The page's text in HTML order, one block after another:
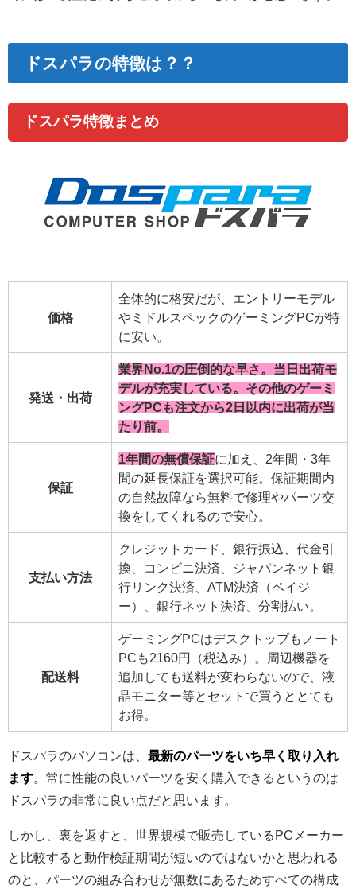
ドスパラの特徴は？？
ドスパラ特徴まとめ
価格
全体的に格安だが、エントリーモデル
やミドルスペックのゲーミングPCが特
に安い。
発送・出荷
業界No.1の圧倒的な早さ。当日出荷モ
デルが充実している。その他のゲーミ
ングPCも注文から2日以内に出荷が当
たり前。
保証
1年間の無償保証に加え、2年間・3年
間の延長保証を選択可能。保証期間内
の自然故障なら無料で修理やパーツ交
換をしてくれるので安心。
支払い方法
クレジットカード、銀行振込、代金引
換、コンビニ決済、ジャパンネット銀
行リンク決済、ATM決済（ペイジ
ー）、銀行ネット決済、分割払い。
配送料
ゲーミングPCはデスクトップもノート
PCも2160円（税込み）。周辺機器を
追加しても送料が変わらないので、液
晶モニター等とセットで買うととても
お得。
ドスパラのパソコンは、 最新のパーツをいち早く取り入れ
ます。 常に性能の良いパーツを安く購入できるというのは
ドスパラの非常に良い点だと思います。
しかし、裏を返すと、世界規模で販売しているPCメーカー
と比較すると動作検証期間が短いのではないかと思われる
のと、パーツの組み合わせが無数にあるためすべての構成